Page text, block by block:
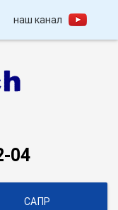
наш канал
04
САПР